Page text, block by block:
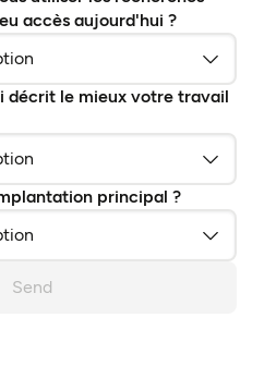
accès aujourd'hui ?
décrit le mieux votre travail
principal ?
Send